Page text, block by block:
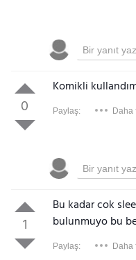
0
Komikli
Paylaş: Daha
1
Bu kadar cok
bulunmuyo bu
Paylaş: Daha